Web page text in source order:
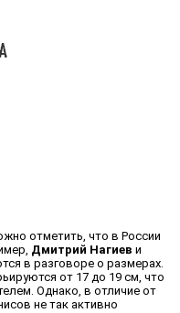
отметить, что в России
Дмитрий Нагиев и
в разговоре о размерах.
от 17 до 19 см, что
Однако, в отличие от
не так активно